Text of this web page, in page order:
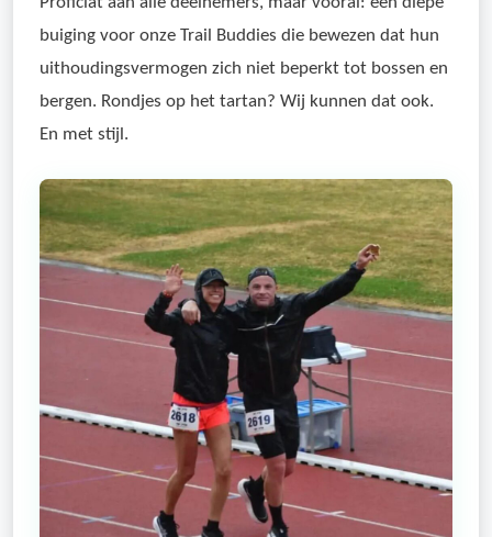
buiging voor onze Trail Buddies die bewezen dat hun
uithoudingsvermogen zich niet beperkt tot bossen en
bergen. Rondjes op het tartan? Wij kunnen dat ook.
En met stijl.